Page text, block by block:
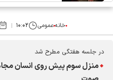
خانهعمومی ۱۰:۰۲
در جلسه هفتگی مطرح شد
منزل سوم پیش روی انسان مجاهد